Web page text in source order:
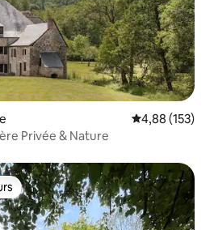
Évaluation
4,88 (153)
Privée & Nature